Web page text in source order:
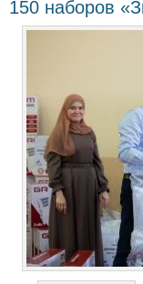
150 наборов